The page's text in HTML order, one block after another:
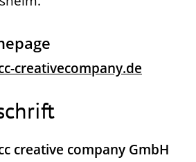
creativecompany.de
creative company GmbH